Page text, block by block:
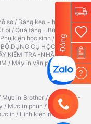
sơ / Băng keo - hồ
bi / Quà tặng - Bút
Phụ kiện học sinh /
TẬP TÔ
BỘ DỤNG CỤ HỌC
KIỂM TRA -NHÃN
/ Máy in văn phòng
Máy
Mực in Brother /Ruy băng -
/ Mực in phun / Hộp mực
in / Linh kiện máy
Đóng
?